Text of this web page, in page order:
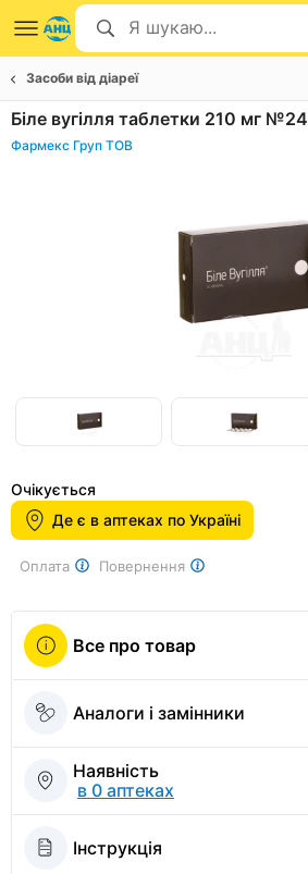
Засоби від діареї
Біле вугілля таблетки 210 мг №24
Фармекс Груп ТОВ
Item
of
1
of
2
Очікується
Де є в аптеках по Україні
Оплата Повернення
Все про товар
Аналоги і замінники
Наявність
в 0 аптеках
Інструкція